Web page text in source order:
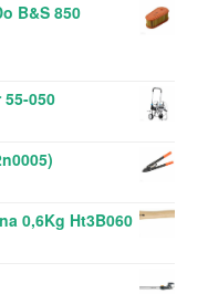
B&S 850
050
0,6Kg Ht3B060